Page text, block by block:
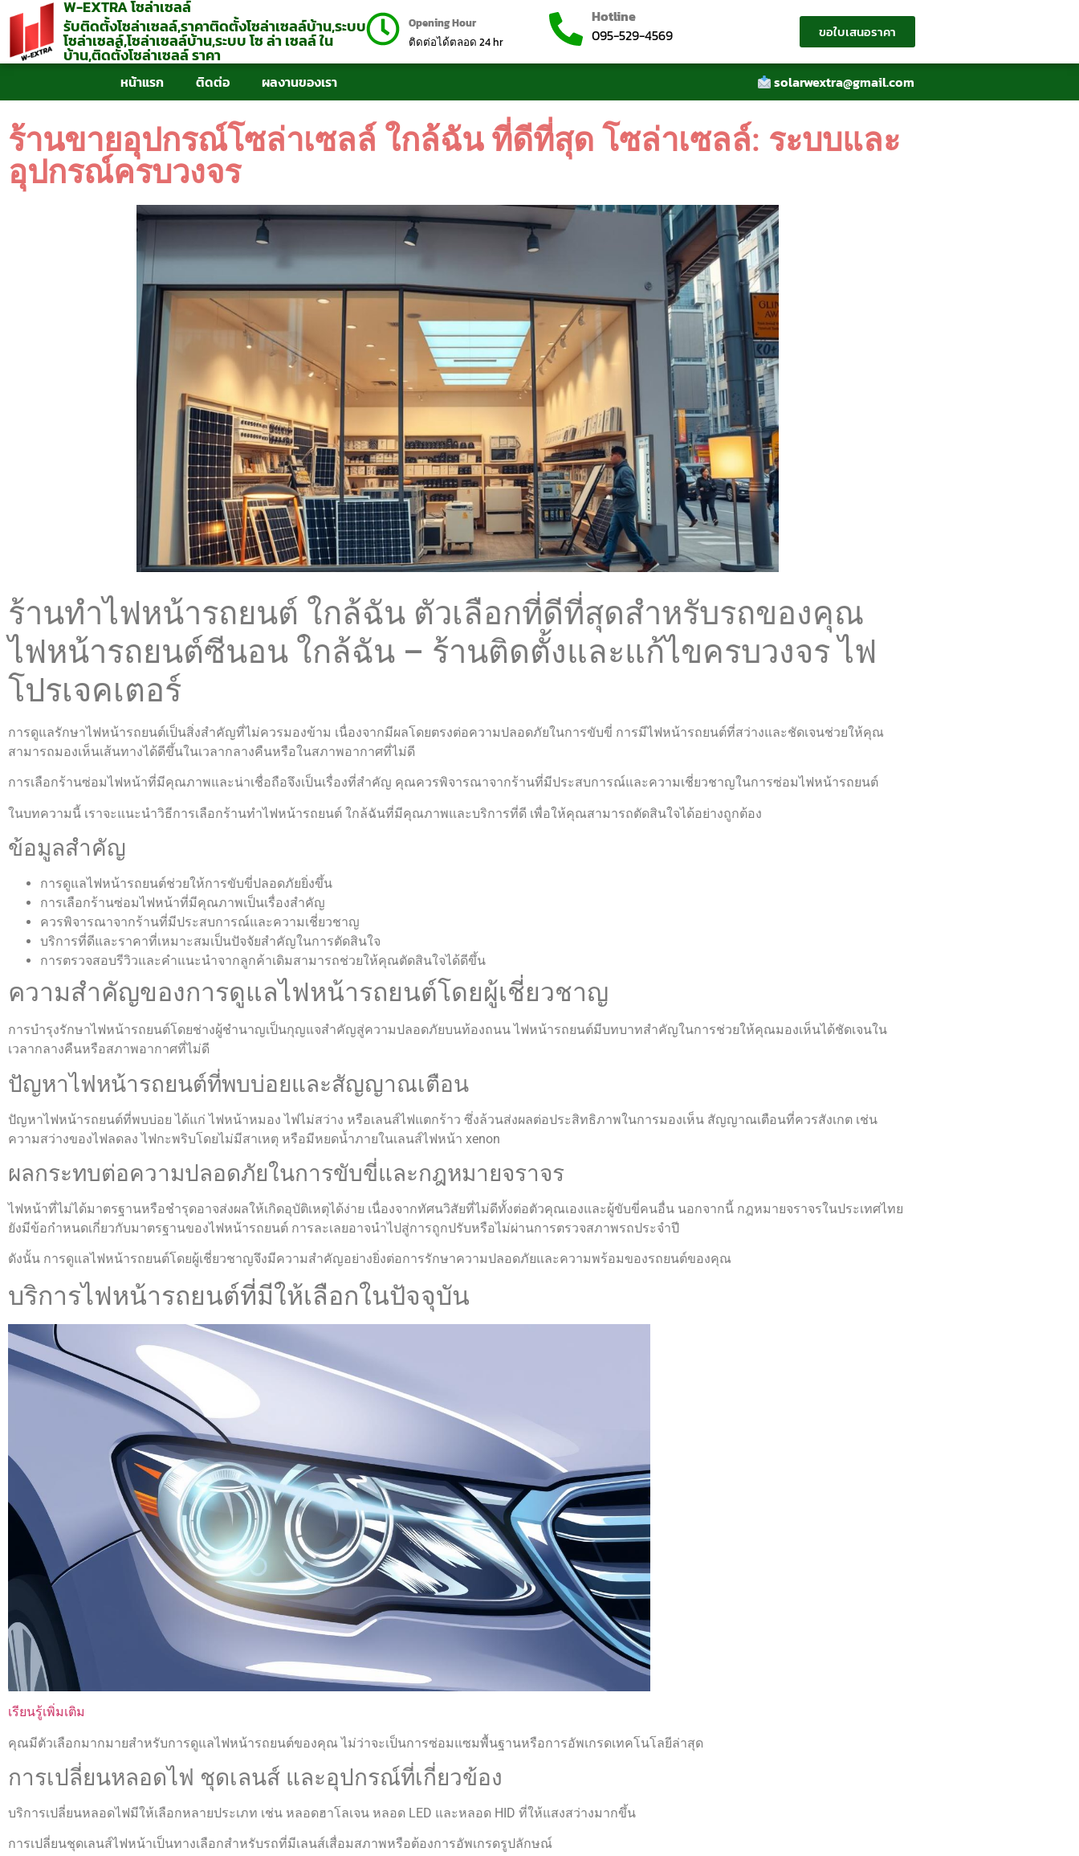
W-EXTRA โซล่าเซลล์
รับติดตั้งโซล่าเซลล์,ราคาติดตั้งโซล่าเซลล์บ้าน,ระบบ
โซล่าเซลล์,โซล่าเซลล์บ้าน,ระบบ โซ ล่า เซลล์ ใน
บ้าน,ติดตั้งโซล่าเซลล์ ราคา
Opening Hour
ติดต่อได้ตลอด 24 hr
Hotline
095-529-4569
ขอใบเสนอราคา
หน้าแรก ติดต่อ ผลงานของเรา solarwextra@gmail.com
ร้านขายอุปกรณ์โซล่าเซลล์ ใกล้ฉัน ที่ดีที่สุด โซล่าเซลล์: ระบบและ
อุปกรณ์ครบวงจร
ร้านทําไฟหน้ารถยนต์ ใกล้ฉัน ตัวเลือกที่ดีที่สุดสำหรับรถของคุณ
ไฟหน้ารถยนต์ซีนอน ใกล้ฉัน – ร้านติดตั้งและแก้ไขครบวงจร ไฟ
โปรเจคเตอร์
การดูแลรักษาไฟหน้ารถยนต์เป็นสิ่งสำคัญที่ไม่ควรมองข้าม เนื่องจากมีผลโดยตรงต่อความปลอดภัยในการขับขี่ การมีไฟหน้ารถยนต์ที่สว่างและชัดเจนช่วยให้คุณ
สามารถมองเห็นเส้นทางได้ดีขึ้นในเวลากลางคืนหรือในสภาพอากาศที่ไม่ดี
การเลือกร้านซ่อมไฟหน้าที่มีคุณภาพและน่าเชื่อถือจึงเป็นเรื่องที่สำคัญ คุณควรพิจารณาจากร้านที่มีประสบการณ์และความเชี่ยวชาญในการซ่อมไฟหน้ารถยนต์
ในบทความนี้ เราจะแนะนำวิธีการเลือกร้านทําไฟหน้ารถยนต์ ใกล้ฉันที่มีคุณภาพและบริการที่ดี เพื่อให้คุณสามารถตัดสินใจได้อย่างถูกต้อง
ข้อมูลสำคัญ
การดูแลไฟหน้ารถยนต์ช่วยให้การขับขี่ปลอดภัยยิ่งขึ้น
การเลือกร้านซ่อมไฟหน้าที่มีคุณภาพเป็นเรื่องสำคัญ
ควรพิจารณาจากร้านที่มีประสบการณ์และความเชี่ยวชาญ
บริการที่ดีและราคาที่เหมาะสมเป็นปัจจัยสำคัญในการตัดสินใจ
การตรวจสอบรีวิวและคำแนะนำจากลูกค้าเดิมสามารถช่วยให้คุณตัดสินใจได้ดีขึ้น
ความสำคัญของการดูแลไฟหน้ารถยนต์โดยผู้เชี่ยวชาญ
การบำรุงรักษาไฟหน้ารถยนต์โดยช่างผู้ชำนาญเป็นกุญแจสำคัญสู่ความปลอดภัยบนท้องถนน ไฟหน้ารถยนต์มีบทบาทสำคัญในการช่วยให้คุณมองเห็นได้ชัดเจนใน
เวลากลางคืนหรือสภาพอากาศที่ไม่ดี
ปัญหาไฟหน้ารถยนต์ที่พบบ่อยและสัญญาณเตือน
ปัญหาไฟหน้ารถยนต์ที่พบบ่อย ได้แก่ ไฟหน้าหมอง ไฟไม่สว่าง หรือเลนส์ไฟแตกร้าว ซึ่งล้วนส่งผลต่อประสิทธิภาพในการมองเห็น สัญญาณเตือนที่ควรสังเกต เช่น
ความสว่างของไฟลดลง ไฟกะพริบโดยไม่มีสาเหตุ หรือมีหยดน้ำภายในเลนส์ไฟหน้า xenon
ผลกระทบต่อความปลอดภัยในการขับขี่และกฎหมายจราจร
ไฟหน้าที่ไม่ได้มาตรฐานหรือชำรุดอาจส่งผลให้เกิดอุบัติเหตุได้ง่าย เนื่องจากทัศนวิสัยที่ไม่ดีทั้งต่อตัวคุณเองและผู้ขับขี่คนอื่น นอกจากนี้ กฎหมายจราจรในประเทศไทย
ยังมีข้อกำหนดเกี่ยวกับมาตรฐานของไฟหน้ารถยนต์ การละเลยอาจนำไปสู่การถูกปรับหรือไม่ผ่านการตรวจสภาพรถประจำปี
ดังนั้น การดูแลไฟหน้ารถยนต์โดยผู้เชี่ยวชาญจึงมีความสำคัญอย่างยิ่งต่อการรักษาความปลอดภัยและความพร้อมของรถยนต์ของคุณ
บริการไฟหน้ารถยนต์ที่มีให้เลือกในปัจจุบัน
เรียนรู้เพิ่มเติม
คุณมีตัวเลือกมากมายสำหรับการดูแลไฟหน้ารถยนต์ของคุณ ไม่ว่าจะเป็นการซ่อมแซมพื้นฐานหรือการอัพเกรดเทคโนโลยีล่าสุด
การเปลี่ยนหลอดไฟ ชุดเลนส์ และอุปกรณ์ที่เกี่ยวข้อง
บริการเปลี่ยนหลอดไฟมีให้เลือกหลายประเภท เช่น หลอดฮาโลเจน หลอด LED และหลอด HID ที่ให้แสงสว่างมากขึ้น
การเปลี่ยนชุดเลนส์ไฟหน้าเป็นทางเลือกสำหรับรถที่มีเลนส์เสื่อมสภาพหรือต้องการอัพเกรดรูปลักษณ์